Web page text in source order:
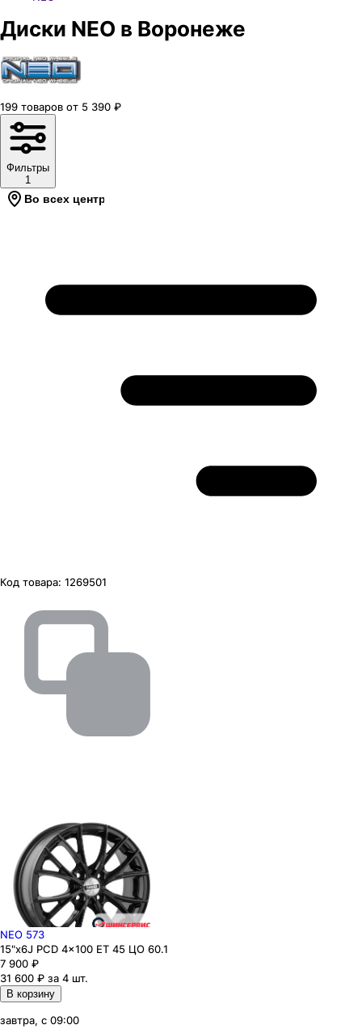
Диски NEO в Воронеже
199 товаров от 5 390 ₽
Фильтры
1
Во всех центрах
Код товара: 1269501
NEO 573
15"x6J PCD 4x100 ЕТ 45 ЦО 60.1
7 900 ₽
31 600 ₽ за 4 шт.
В корзину
завтра, с 09:00